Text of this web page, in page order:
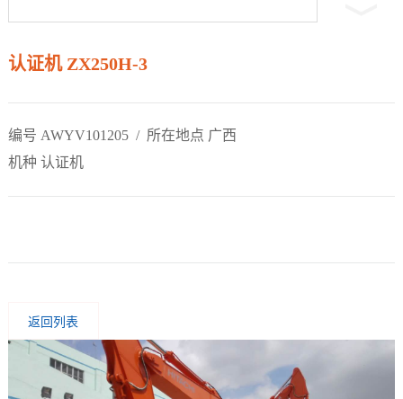
认证机 ZX250H-3
编号 AWYV101205 / 所在地点 广西
机种 认证机
返回列表